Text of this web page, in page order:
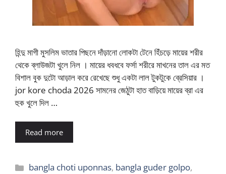
হিন্দু মাগী মুসলিম ভাতার পিছনে দাঁড়ানো লোকটা টেনে হিঁচড়ে মায়ের শরীর
থেকে ব্লাউজটা খুলে নিল । মায়ের ধবধবে ফর্সা শরীরে মাখনের তাল এর মত
বিশাল বুক দুটো আড়াল করে রেখেছে শুধু একটা লাল টুকটুকে ব্রেসিয়ার ।
jor kore choda 2026 সামনের জেঠুটা হাত বাড়িয়ে মায়ের ব্রা এর
হুক খুলে দিল …
Read more
Categories
bangla choti uponnas, bangla guder golpo,